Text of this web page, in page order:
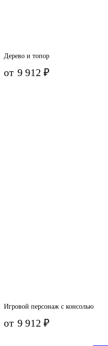
Дерево и топор
от 9 912₽
Игровой персонаж с консолью
от 9 912₽